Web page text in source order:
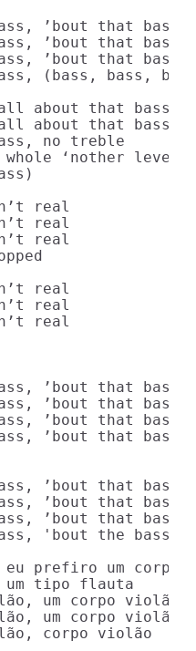
’bout that
’bout that
’bout that
(bass, bass,
about that bass
about that bass
no treble
‘nother level
real
real
real
real
real
real
’bout that
’bout that
’bout that
’bout that bass
’bout that
’bout that
’bout that
'bout the bass
eu prefiro um corpo
um tipo flauta
um corpo
um corpo
corpo violão